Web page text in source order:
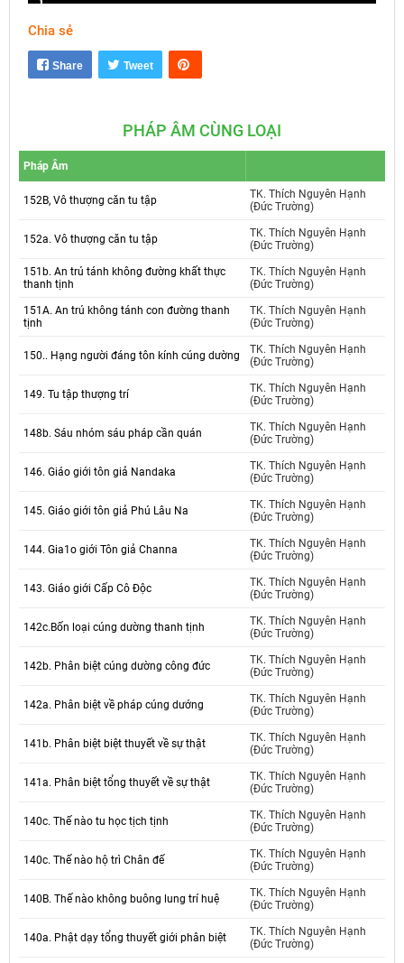
Chia sẻ
Share Tweet
PHÁP ÂM CÙNG LOẠI
Pháp Âm
152B, Vô thượng căn tu tập
TK. Thích Nguyên Hạnh
(Đức Trường)
152a. Vô thượng căn tu tập
TK. Thích Nguyên Hạnh
(Đức Trường)
151b. An trú tánh không đường khất thực
thanh tịnh
TK. Thích Nguyên Hạnh
(Đức Trường)
151A. An trú không tánh con đường thanh
tịnh
TK. Thích Nguyên Hạnh
(Đức Trường)
150.. Hạng người đáng tôn kính cúng dường
TK. Thích Nguyên Hạnh
(Đức Trường)
149. Tu tập thượng trí
TK. Thích Nguyên Hạnh
(Đức Trường)
148b. Sáu nhóm sáu pháp cần quán
TK. Thích Nguyên Hạnh
(Đức Trường)
146. Giáo giới tôn giả Nandaka
TK. Thích Nguyên Hạnh
(Đức Trường)
145. Giáo giới tôn giả Phú Lâu Na
TK. Thích Nguyên Hạnh
(Đức Trường)
144. Gia1o giới Tôn giả Channa
TK. Thích Nguyên Hạnh
(Đức Trường)
143. Giáo giới Cấp Cô Độc
TK. Thích Nguyên Hạnh
(Đức Trường)
142c.Bốn loại cúng dường thanh tịnh
TK. Thích Nguyên Hạnh
(Đức Trường)
142b. Phân biệt cúng dường công đức
TK. Thích Nguyên Hạnh
(Đức Trường)
142a. Phân biệt về pháp cúng dướng
TK. Thích Nguyên Hạnh
(Đức Trường)
141b. Phân biệt biệt thuyết về sự thật
TK. Thích Nguyên Hạnh
(Đức Trường)
141a. Phân biệt tổng thuyết về sự thật
TK. Thích Nguyên Hạnh
(Đức Trường)
140c. Thế nào tu học tịch tịnh
TK. Thích Nguyên Hạnh
(Đức Trường)
140c. Thế nào hộ trì Chân đế
TK. Thích Nguyên Hạnh
(Đức Trường)
140B. Thế nào không buông lung trí huệ
TK. Thích Nguyên Hạnh
(Đức Trường)
140a. Phật dạy tổng thuyết giới phân biệt
TK. Thích Nguyên Hạnh
(Đức Trường)